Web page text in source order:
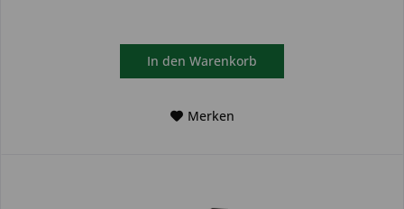
In den Warenkorb
Merken